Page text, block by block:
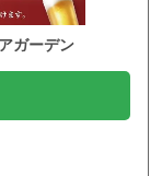
ガーデン